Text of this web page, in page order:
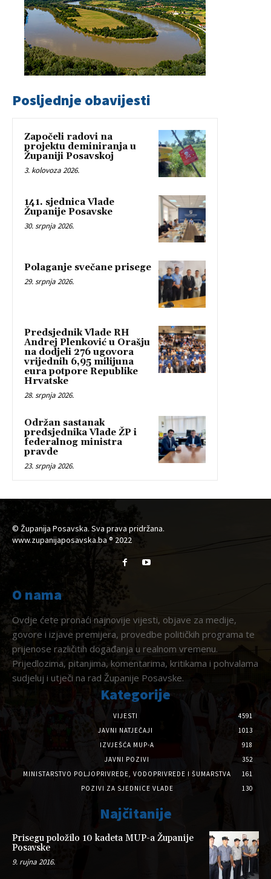
Posljednje obavijesti
Započeli radovi na
projektu deminiranja u
Županiji Posavskoj
3. kolovoza 2026.
141. sjednica Vlade
Županije Posavske
30. srpnja 2026.
Polaganje svečane prisege
29. srpnja 2026.
Predsjednik Vlade RH
Andrej Plenković u Orašju
na dodjeli 276 ugovora
vrijednih 6,95 milijuna
eura potpore Republike
Hrvatske
28. srpnja 2026.
Održan sastanak
predsjednika Vlade ŽP i
federalnog ministra
pravde
23. srpnja 2026.
© Županija Posavska. Sva prava pridržana.
www.zupanijaposavska.ba ® 2022
O nama
Ovdje ćete pronaći najnovije vijesti, objave za medije,
govore i izjave premijera, provedbe političkih programa te
prijenose različitih događanja u realnom vremenu.
Prijedlozima, pitanjima, komentarima, kritikama i pohvalama
sudjeluj i utječi na rad Županije Posavske.
Kategorije
VIJESTI
4591
JAVNI NATJEČAJI
1013
IZVJEŠĆA MUP-A
918
JAVNI POZIVI
352
MINISTARSTVO POLJOPRIVREDE, VODOPRIVREDE I ŠUMARSTVA
161
POZIVI ZA SJEDNICE VLADE
130
Najčitanije
Prisegu položilo 10 kadeta MUP-a Županije
Posavske
9. rujna 2016.